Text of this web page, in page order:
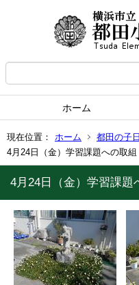
ホーム
現在位置： ホーム 都田の子
4月24日（金）学習課題への取組
4月24日（金）学習課題